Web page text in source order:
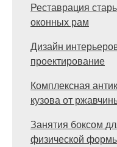
Реставрация
оконных рам
Дизайн
проектирование
Комплексная
кузова от
Занятия боксом
физической